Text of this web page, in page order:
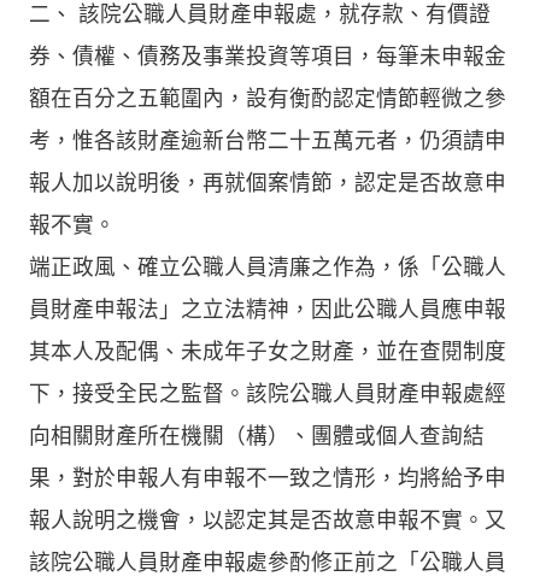
二、 該院公職人員財產申報處，就存款、有價證
券、債權、債務及事業投資等項目，每筆未申報金
額在百分之五範圍內，設有衡酌認定情節輕微之參
考，惟各該財產逾新台幣二十五萬元者，仍須請申
報人加以說明後，再就個案情節，認定是否故意申
報不實。
端正政風、確立公職人員清廉之作為，係「公職人
員財產申報法」之立法精神，因此公職人員應申報
其本人及配偶、未成年子女之財產，並在查閱制度
下，接受全民之監督。該院公職人員財產申報處經
向相關財產所在機關（構）、團體或個人查詢結
果，對於申報人有申報不一致之情形，均將給予申
報人說明之機會，以認定其是否故意申報不實。又
該院公職人員財產申報處參酌修正前之「公職人員